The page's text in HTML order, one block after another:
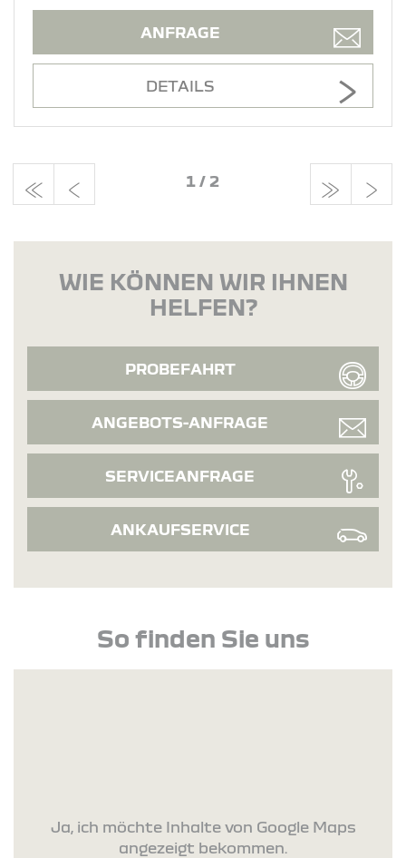
ANFRAGE
DETAILS
1 / 2
WIE KÖNNEN WIR IHNEN
HELFEN?
PROBEFAHRT
ANGEBOTS-ANFRAGE
SERVICEANFRAGE
ANKAUFSERVICE
So finden Sie uns
Ja, ich möchte Inhalte von Google Maps
angezeigt bekommen.